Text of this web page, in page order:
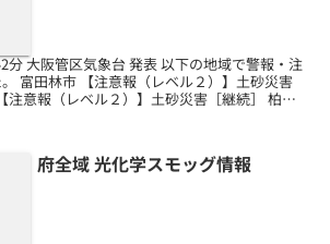
分 大阪管区気象台 発表 以下の地域で警報・注
富田林市 【注意報（レベル２）】土砂災害
注意報（レベル２）】土砂災害［継続］ 柏原
府全域 光化学スモッグ情報